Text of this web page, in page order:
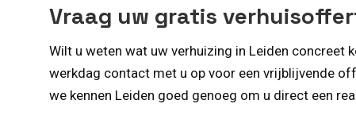
Vraag uw gratis
Wilt u weten wat uw verhuizing in Leiden concreet
werkdag contact met u op voor een vrijblijvende
we kennen Leiden goed genoeg om u direct een